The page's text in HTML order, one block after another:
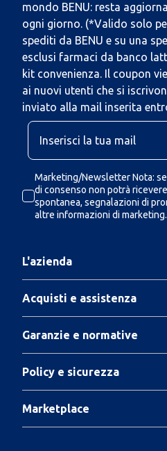
mondo BENU: resta
ogni giorno. (*Valido solo
spediti da BENU e su una
esclusi farmaci da banco
kit convenienza. Il coupon
ai nuovi utenti che si
inviato alla mail inserita
Marketing/Newsletter Nota:
di consenso non potrà
spontanea, segnalazioni di
altre informazioni di marketing.
L'azienda
Acquisti e assistenza
Garanzie e normative
Policy e sicurezza
Marketplace